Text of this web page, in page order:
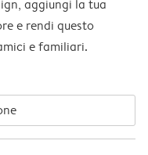
aggiungi la tua
e rendi questo
e familiari.